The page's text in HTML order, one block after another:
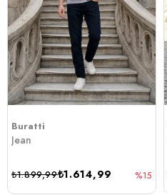
Buratti
Jean
₺1.614,99
₺1.899,99 %15